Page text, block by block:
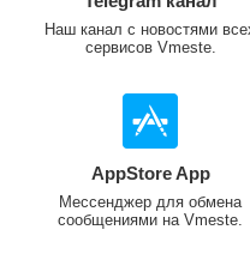
Наш канал с новостями
сервисов Vmeste.
AppStore App
Мессенджер для обмена
сообщениями на Vmeste.